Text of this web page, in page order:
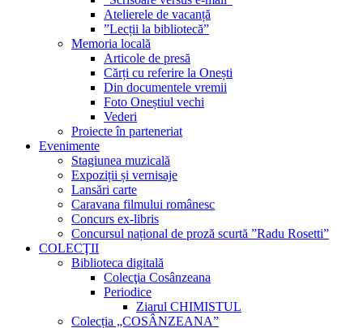
Atelierele de vacanță
”Lecții la bibliotecă”
Memoria locală
Articole de presă
Cărți cu referire la Onești
Din documentele vremii
Foto Oneștiul vechi
Vederi
Proiecte în parteneriat
Evenimente
Stagiunea muzicală
Expoziții și vernisaje
Lansări carte
Caravana filmului românesc
Concurs ex-libris
Concursul național de proză scurtă ”Radu Rosetti”
COLECŢII
Biblioteca digitală
Colecţia Cosânzeana
Periodice
Ziarul CHIMISTUL
Colecția „COSÂNZEANA”